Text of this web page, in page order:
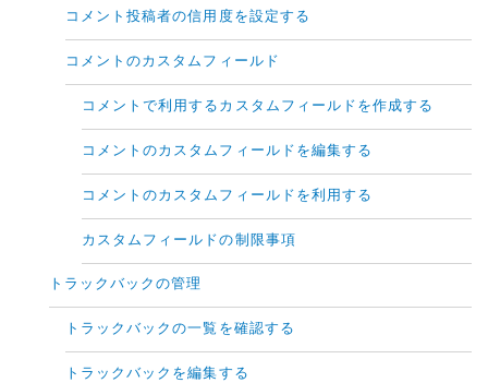
コメント投稿者の信用度を設定する
コメントのカスタムフィールド
コメントで利用するカスタムフィールドを作成する
コメントのカスタムフィールドを編集する
コメントのカスタムフィールドを利用する
カスタムフィールドの制限事項
トラックバックの管理
トラックバックの一覧を確認する
トラックバックを編集する